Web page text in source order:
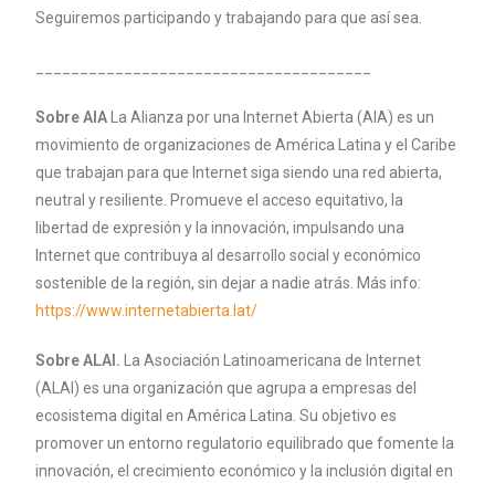
Seguiremos participando y trabajando para que así sea.
Sobre AIALa Alianza por una Internet Abierta (AIA) es un
movimiento de organizaciones de América Latina y el Caribe
que trabajan para que Internet siga siendo una red abierta,
neutral y resiliente. Promueve el acceso equitativo, la
libertad de expresión y la innovación, impulsando una
Internet que contribuya al desarrollo social y económico
sostenible de la región, sin dejar a nadie atrás. Más info:
https://www.internetabierta.lat/
Sobre ALAI. La Asociación Latinoamericana de Internet
(ALAI) es una organización que agrupa a empresas del
ecosistema digital en América Latina. Su objetivo es
promover un entorno regulatorio equilibrado que fomente la
innovación, el crecimiento económico y la inclusión digital en